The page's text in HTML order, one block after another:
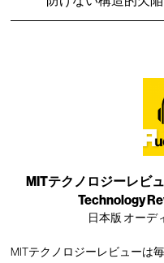
MITテクノロジーレビ
Technology
日本版 オーデ
MITテクノロジーレビューは